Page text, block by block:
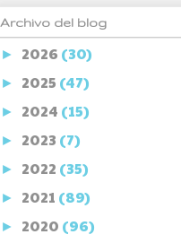
Archivo del blog
► 2026 (30)
► 2025 (47)
► 2024 (15)
► 2023 (7)
► 2022 (35)
► 2021 (89)
► 2020 (96)